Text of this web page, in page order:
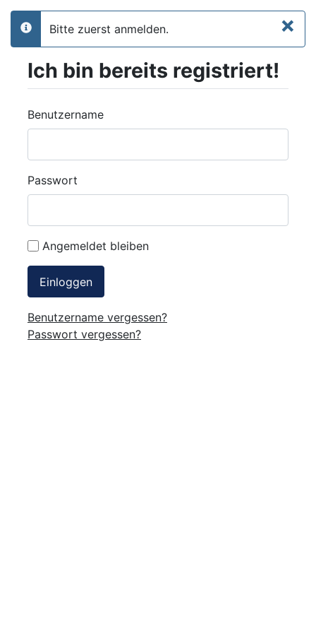
×
info
Bitte zuerst anmelden.
Ich bin bereits registriert!
Benutzername
Passwort
Angemeldet bleiben
Einloggen
Benutzername vergessen?
Passwort vergessen?